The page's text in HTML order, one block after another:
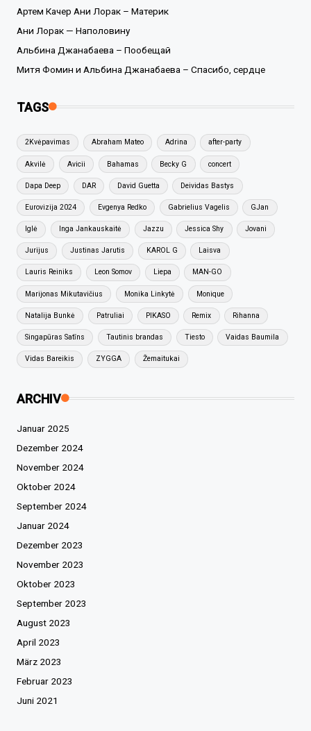
Артем Качер Ани Лорак – Материк
Ани Лорак — Наполовину
Альбина Джанабаева – Пообещай
Митя Фомин и Альбина Джанабаева – Спасибо, сердце
TAGS
2Kvėpavimas Abraham Mateo Adrina after-party
Akvilė Avicii Bahamas Becky G concert
Dapa Deep DAR David Guetta Deividas Bastys
Eurovizija 2024 Evgenya Redko Gabrielius Vagelis GJan
Iglė Inga Jankauskaitė Jazzu Jessica Shy Jovani
Jurijus Justinas Jarutis KAROL G Laisva
Lauris Reiniks Leon Somov Liepa MAN-GO
Marijonas Mikutavičius Monika Linkytė Monique
Natalija Bunkė Patruliai PIKASO Remix Rihanna
Singapūras Satīns Tautinis brandas Tiesto Vaidas Baumila
Vidas Bareikis ZYGGA Žemaitukai
ARCHIV
Januar 2025
Dezember 2024
November 2024
Oktober 2024
September 2024
Januar 2024
Dezember 2023
November 2023
Oktober 2023
September 2023
August 2023
April 2023
März 2023
Februar 2023
Juni 2021